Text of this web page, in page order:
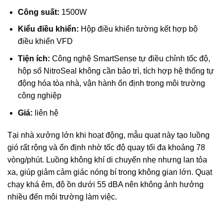
Công suất: 1500W
Kiểu điều khiển: Hộp điều khiển tường kết hợp bộ
điều khiển VFD
Tiện ích: Công nghệ SmartSense tự điều chỉnh tốc độ,
hộp số NitroSeal không cần bảo trì, tích hợp hệ thống tự
động hóa tòa nhà, vận hành ổn định trong môi trường
công nghiệp
Giá: liên hệ
Tại nhà xưởng lớn khi hoạt động, mẫu quạt này tạo luồng
gió rất rộng và ổn định nhờ tốc độ quay tối đa khoảng 78
vòng/phút. Luồng không khí di chuyển nhẹ nhưng lan tỏa
xa, giúp giảm cảm giác nóng bí trong không gian lớn. Quạt
chạy khá êm, độ ồn dưới 55 dBA nên không ảnh hưởng
nhiều đến môi trường làm việc.